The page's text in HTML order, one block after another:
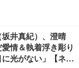
坂井真紀）、澄晴
情＆執着浮き彫り
光がない」【ネタ